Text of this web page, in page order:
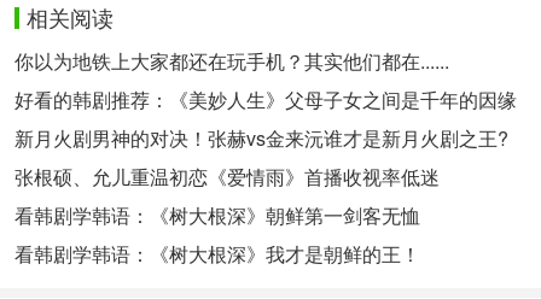
이제훈 캐스팅의 판타지 로맨스물로 기대가 높았지
만 성적이 부진한 것. 역시 판타지 로맨스물이었던
tvN ‘오 나의 귀신님’으로 흥행에 성공했던 유제원
PD가 연출하고 있지만, 이번 작품은 팬들의 관심이
저조해 아쉬움이 크다. ‘시카고 타자기’는 깐깐하기로
소문난 제작진과 배우가 모인 만큼 얼만큼 완성도 높
은 작품이 될 수 있을지 지켜볼 일이다.
但也有业界人士担心：期望越高、失望越大，对此持
保留警惕的态度。因为即使是制作过大热综合性题材
相关阅读
你以为地铁上大家都还在玩手机？其实他们都在......
好看的韩剧推荐：《美妙人生》父母子女之间是千年的因缘
新月火剧男神的对决！张赫vs金来沅谁才是新月火剧之王?
张根硕、允儿重温初恋《爱情雨》首播收视率低迷
看韩剧学韩语：《树大根深》朝鲜第一剑客无恤
看韩剧学韩语：《树大根深》我才是朝鲜的王！